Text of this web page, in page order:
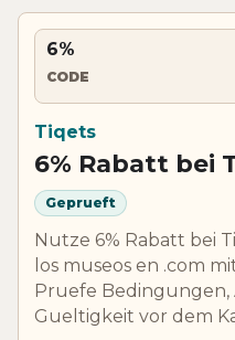
6%
CODE
Tiqets
6% Rabatt bei
Geprueft
Nutze 6% Rabatt bei
los museos en .com
Pruefe Bedingungen,
Gueltigkeit vor dem